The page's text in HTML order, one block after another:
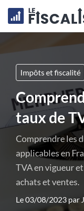
Impôts et fiscalité
taux de
Comprendre les
applicables en
TVA en vigueur
achats et ventes.
Le 03/08/2023 par